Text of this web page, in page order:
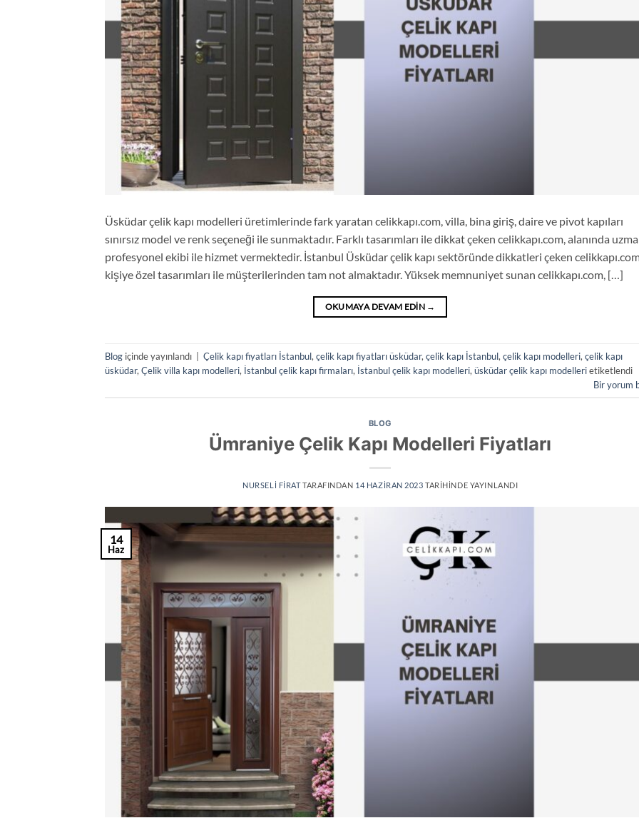
Üsküdar çelik kapı modelleri üretimlerinde fark yaratan celikkapı.com, villa, bina giriş, daire ve pivot kapıları
sınırsız model ve renk seçeneği ile sunmaktadır. Farklı tasarımları ile dikkat çeken celikkapı.com, alanında
profesyonel ekibi ile hizmet vermektedir. İstanbul Üsküdar çelik kapı sektöründe dikkatleri çeken
kişiye özel tasarımları ile müşterilerinden tam not almaktadır. Yüksek memnuniyet sunan celikkapı.com, […]
OKUMAYA DEVAM EDIN →
Blog içinde yayınlandı | Çelik kapı fiyatları İstanbul, çelik kapı fiyatları üsküdar, çelik kapı İstanbul, çelik kapı modelleri, çelik kapı
üsküdar, Çelik villa kapı modelleri, İstanbul çelik kapı firmaları, İstanbul çelik kapı modelleri, üsküdar çelik kapı modellerietiketlendi
Bir yorum
BLOG
Ümraniye Çelik Kapı Modelleri Fiyatları
NURSELI FIRATTARAFINDAN 14 HAZIRAN 2023 TARIHINDE YAYINLANDI
14
Haz